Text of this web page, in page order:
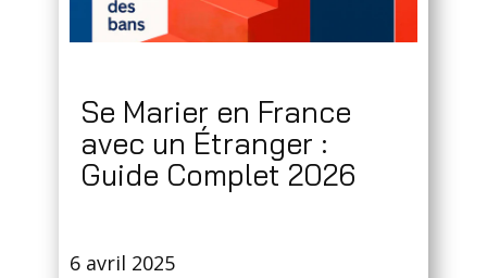
Se Marier en France
avec un Étranger :
Guide Complet 2026
6 avril 2025